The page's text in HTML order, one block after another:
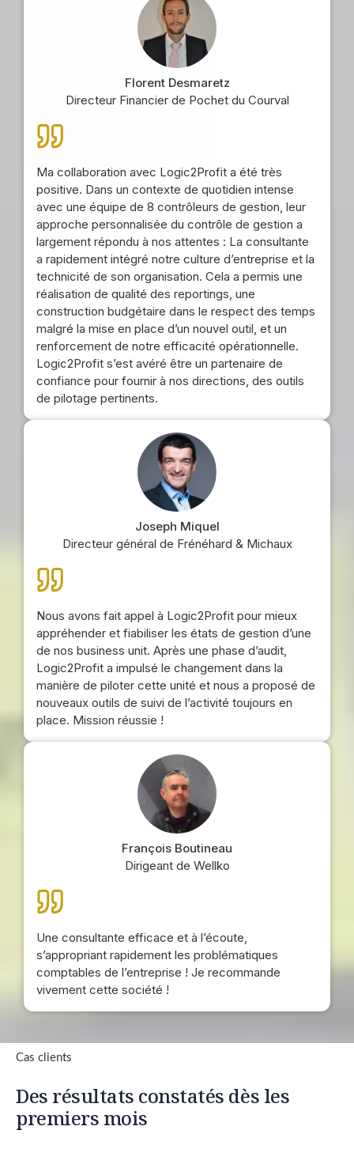
Florent Desmaretz
Directeur Financier de Pochet du Courval
Ma collaboration avec Logic2Profit a été très
positive. Dans un contexte de quotidien intense
avec une équipe de 8 contrôleurs de gestion, leur
approche personnalisée du contrôle de gestion a
largement répondu à nos attentes : La consultante
a rapidement intégré notre culture d’entreprise et la
technicité de son organisation. Cela a permis une
réalisation de qualité des reportings, une
construction budgétaire dans le respect des temps
malgré la mise en place d’un nouvel outil, et un
renforcement de notre efficacité opérationnelle.
Logic2Profit s’est avéré être un partenaire de
confiance pour fournir à nos directions, des outils
de pilotage pertinents.
Joseph Miquel
Directeur général de Frénéhard & Michaux
Nous avons fait appel à Logic2Profit pour mieux
appréhender et fiabiliser les états de gestion d’une
de nos business unit. Après une phase d’audit,
Logic2Profit a impulsé le changement dans la
manière de piloter cette unité et nous a proposé de
nouveaux outils de suivi de l’activité toujours en
place. Mission réussie !
François Boutineau
Dirigeant de Wellko
Une consultante efficace et à l’écoute,
s’appropriant rapidement les problématiques
comptables de l’entreprise ! Je recommande
vivement cette société !
Cas clients
Des résultats constatés dès les
premiers mois